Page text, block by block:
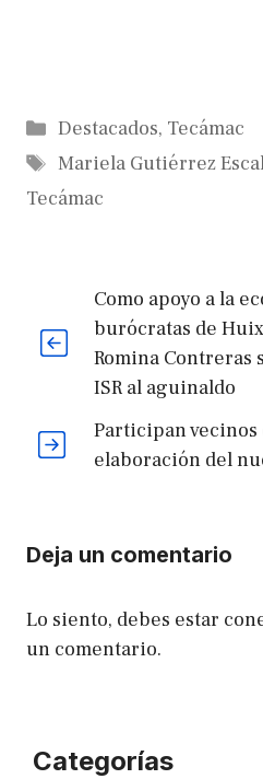
Categorías
Destacados, Tecámac
Etiquetas
Mariela Gutiérrez
Tecámac
Como apoyo a la
burócratas de
Romina Contreras
ISR al aguinaldo
Participan vecinos
elaboración del
Deja un comentario
Lo siento, debes estar
un comentario.
Categorías